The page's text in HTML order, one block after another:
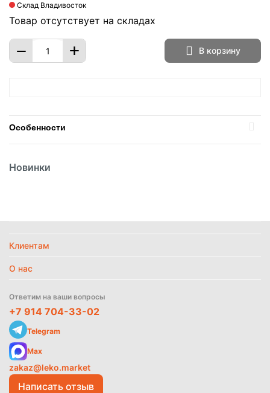
Склад Владивосток
Товар отсутствует на складах
+
− В корзину
Особенности
Температурный режим
Новинки
Клиентам
О нас
Ответим на ваши вопросы
+7 914 704-33-02
Telegram
Max
zakaz@leko.market
Написать отзыв
данных